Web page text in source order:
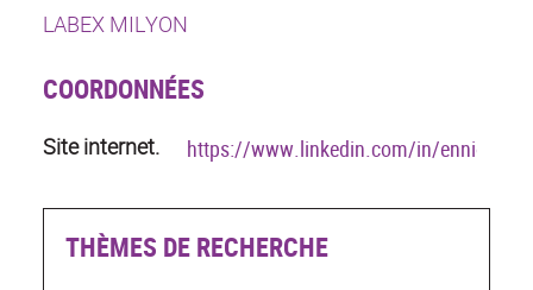
LABEX MILYON
COORDONNÉES
Site internet. https://www.linkedin.com/in/
THÈMES DE RECHERCHE